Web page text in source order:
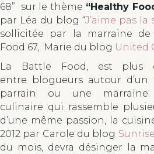
68” sur le thème “Healthy
par Léa du blog “J’aime pas la
sollicitée par la marraine
Food 67, Marie du blog United
La Battle Food, est plus
entre blogueurs autour
parrain ou une
culinaire qui rassemble
d’une même passion, la
2012 par Carole du blog
du mois, devra désinger la